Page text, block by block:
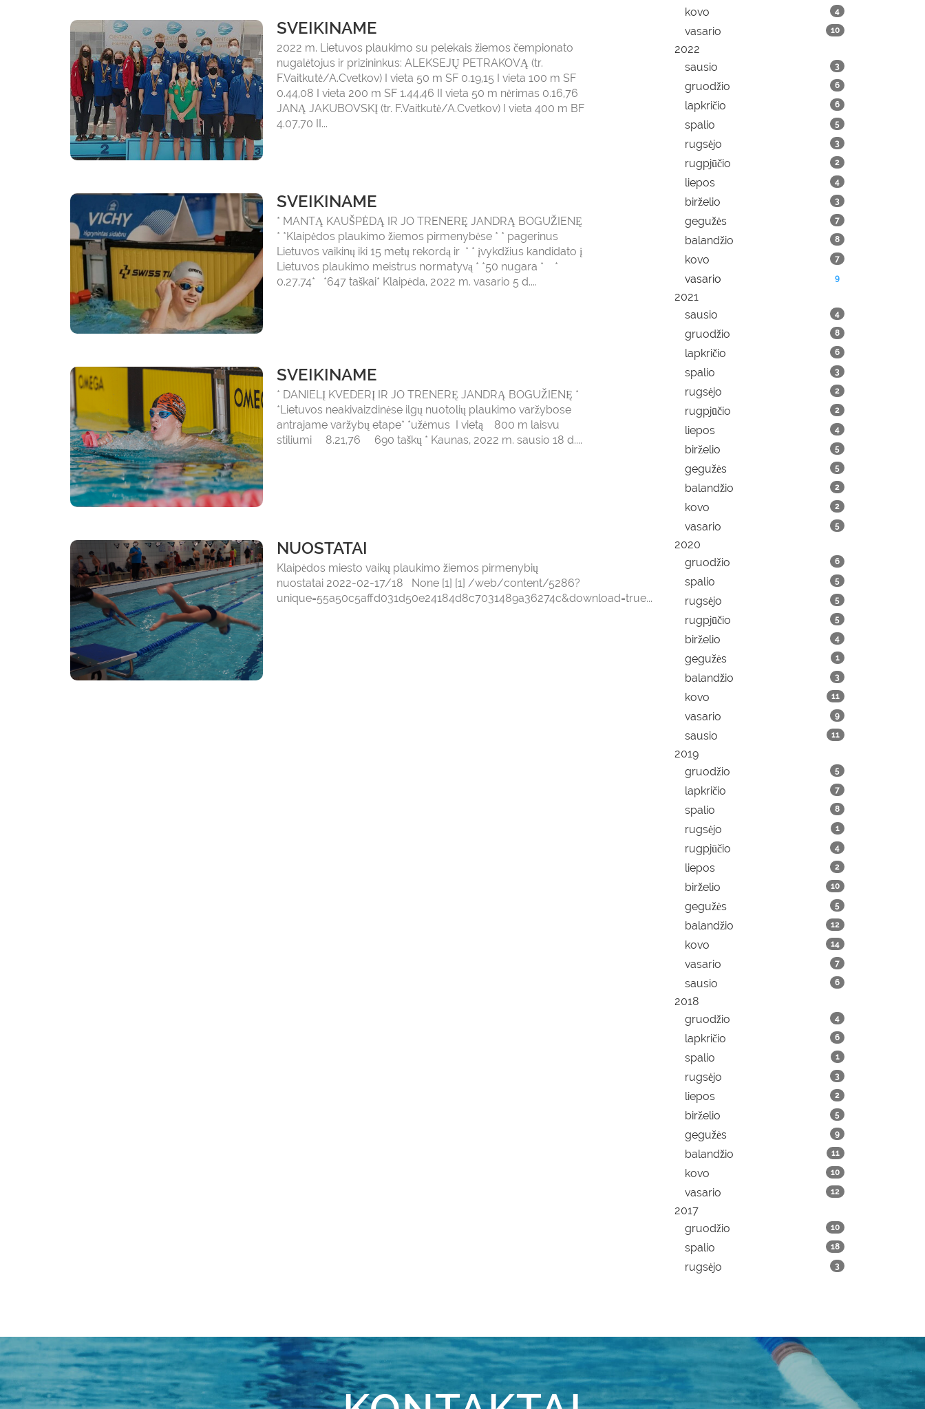
SVEIKINAME
2022 m. Lietuvos plaukimo su pelekais žiemos čempionato
nugalėtojus ir prizininkus: ALEKSEJŲ PETRAKOVĄ (tr.
F.Vaitkutė/A.Cvetkov) I vieta 50 m SF 0.19,15 I vieta 100 m SF
0.44,08 I vieta 200 m SF 1.44,46 II vieta 50 m nėrimas 0.16,76
JANĄ JAKUBOVSKĮ (tr. F.Vaitkutė/A.Cvetkov) I vieta 400 m BF
4.07,70 II...
SVEIKINAME
* MANTĄ KAUŠPĖDĄ IR JO TRENERĘ JANDRĄ BOGUŽIENĘ
* *Klaipėdos plaukimo žiemos pirmenybėse * * pagerinus
Lietuvos vaikinų iki 15 metų rekordą ir * * įvykdžius kandidato į
Lietuvos plaukimo meistrus normatyvą * *50 nugara * *
0.27,74* *647 taškai* Klaipėda, 2022 m. vasario 5 d....
SVEIKINAME
* DANIELĮ KVEDERĮ IR JO TRENERĘ JANDRĄ BOGUŽIENĘ *
*Lietuvos neakivaizdinėse ilgų nuotolių plaukimo varžybose
antrajame varžybų etape* *užėmus I vietą 800 m laisvu
stiliumi 8.21,76 690 taškų * Kaunas, 2022 m. sausio 18 d....
NUOSTATAI
Klaipėdos miesto vaikų plaukimo žiemos pirmenybių
nuostatai 2022-02-17/18 None [1] [1] /web/content/5286?
unique=55a50c5affd031d50e24184d8c7031489a36274c&download=true...
kovo 4
vasario 10
2022
sausio
3
gruodžio 6
lapkričio 6
spalio 5
rugsėjo 3
rugpjūčio 2
liepos 4
birželio 3
gegužės 7
balandžio 8
kovo 7
vasario 9
2021
sausio
4
gruodžio 8
lapkričio 6
spalio 3
rugsėjo 2
rugpjūčio 2
liepos 4
birželio 5
gegužės 5
balandžio 2
kovo 2
vasario 5
2020
gruodžio
6
spalio 5
rugsėjo 5
rugpjūčio 5
birželio 4
gegužės 1
balandžio 3
kovo 11
vasario 9
sausio 11
2019
gruodžio
5
lapkričio 7
spalio 8
rugsėjo 1
rugpjūčio 4
liepos 2
birželio 10
gegužės 5
balandžio 12
kovo 14
vasario 7
sausio 6
2018
gruodžio
4
lapkričio 6
spalio 1
rugsėjo 3
liepos 2
birželio 5
gegužės 9
balandžio 11
kovo 10
vasario 12
2017
gruodžio
10
spalio 18
rugsėjo 3